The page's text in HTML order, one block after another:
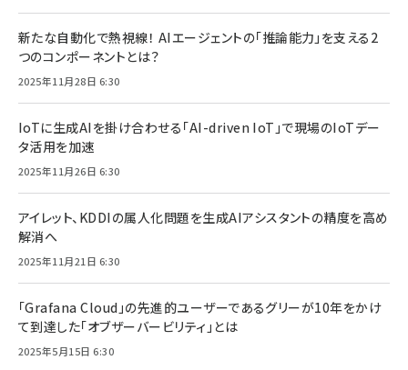
新たな自動化で熱視線！ AIエージェントの「推論能力」を支える2
つのコンポーネントとは？
2025年11月28日 6:30
IoTに生成AIを掛け合わせる「AI-driven IoT」で現場のIoTデー
タ活用を加速
2025年11月26日 6:30
アイレット、KDDIの属人化問題を生成AIアシスタントの精度を高め
解消へ
2025年11月21日 6:30
「Grafana Cloud」の先進的ユーザーであるグリーが10年をかけ
て到達した「オブザーバービリティ」とは
2025年5月15日 6:30